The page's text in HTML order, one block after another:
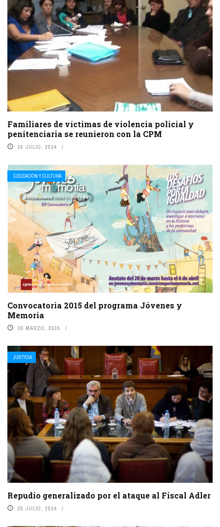
Familiares de víctimas de violencia policial y
penitenciaria se reunieron con la CPM
15 JULIO, 2014
EDUCACIÓN Y CULTURA
Convocatoria 2015 del programa Jóvenes y
Memoria
30 MARZO, 2015
JUSTICIA
Repudio generalizado por el ataque al Fiscal Adler
25 JULIO, 2014